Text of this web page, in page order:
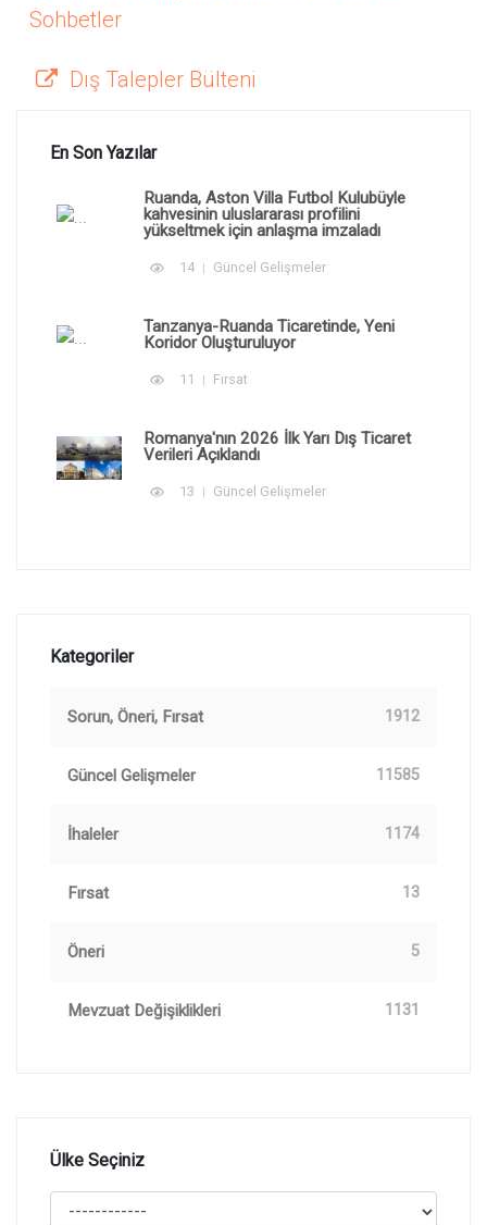
Sohbetler
Dış Talepler Bülteni
En Son Yazılar
Ruanda, Aston Villa Futbol Kulubüyle
kahvesinin uluslararası profilini
yükseltmek için anlaşma imzaladı
14 Güncel Gelişmeler
Tanzanya-Ruanda Ticaretinde, Yeni
Koridor Oluşturuluyor
11 Fırsat
Romanya'nın 2026 İlk Yarı Dış Ticaret
Verileri Açıklandı
13 Güncel Gelişmeler
Kategoriler
Sorun, Öneri, Fırsat 1912
Güncel Gelişmeler 11585
İhaleler 1174
Fırsat 13
Öneri 5
Mevzuat Değişiklikleri 1131
Ülke Seçiniz